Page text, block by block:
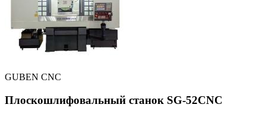
GUBEN CNC
Плоскошлифовальный станок SG-52CNC